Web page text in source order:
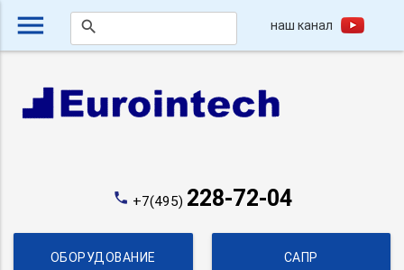
menu search наш канал
phone +7(495) 228-72-04
ОБОРУДОВАНИЕ САПР